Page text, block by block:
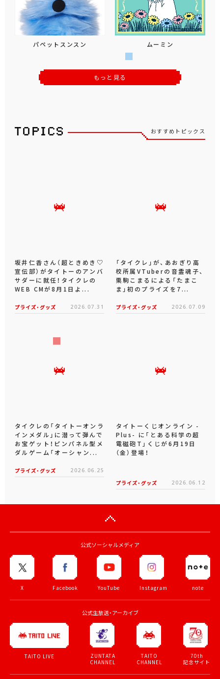
パペットスンスン ムーミン
もっと見る
おすすめトピックス
坂井仁香さん（超ときめき♡
宣伝部）がタイトーのアンバ
サダーに就任！タイクレの
WEB CMが8月1日よ...
プライズ・グッズ 2026.07.31
「タイクレ」が、あおぎり高
校所属VTuberの音霊魂子、
栗駒こまるによる「たまこ
ま」初のプライズを7...
プライズ・グッズ 2026.07.09
タイクレの「タイトーオンラ
インメダル」に潜って弾んで
お宝ゲット！ピンパネル型メ
ダルゲーム「オーシャン...
プライズ・グッズ 2026.06.25
タイトーくじオンライン -
Plus- に「とある科学の超
電磁砲T」くじが6月19日
（金）登場！
プライズ・グッズ 2026.06.12
公式ソーシャルメディア
X Facebook YouTube Instagram note
公式生放送・アーカイブ
TAITO LIVE
ZUNTATA
CHANNEL
TAITO
CHANNEL
70th
記念サイト